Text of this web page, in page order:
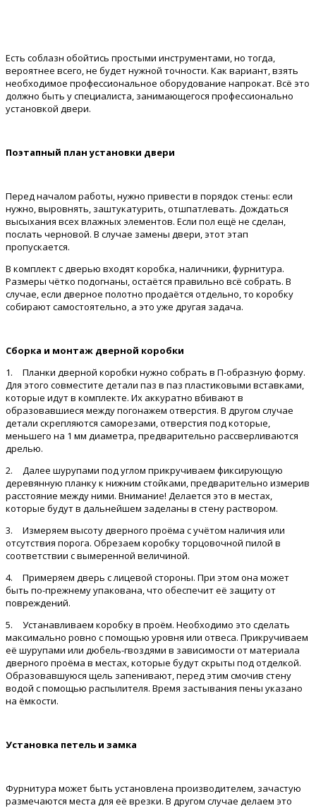
Есть соблазн обойтись простыми инструментами, но тогда,
вероятнее всего, не будет нужной точности. Как вариант, взять
необходимое профессиональное оборудование напрокат. Всё это
должно быть у специалиста, занимающегося профессионально
установкой двери.
Поэтапный план установки двери
Перед началом работы, нужно привести в порядок стены: если
нужно, выровнять, заштукатурить, отшпатлевать. Дождаться
высыхания всех влажных элементов. Если пол ещё не сделан,
послать черновой. В случае замены двери, этот этап
пропускается.
В комплект с дверью входят коробка, наличники, фурнитура.
Размеры чётко подогнаны, остаётся правильно всё собрать. В
случае, если дверное полотно продаётся отдельно, то коробку
собирают самостоятельно, а это уже другая задача.
Сборка и монтаж дверной коробки
1.
Планки дверной коробки нужно собрать в П-образную форму.
Для этого совместите детали паз в паз пластиковыми вставками,
которые идут в комплекте. Их аккуратно вбивают в
образовавшиеся между погонажем отверстия. В другом случае
детали скрепляются саморезами, отверстия под которые,
меньшего на 1 мм диаметра, предварительно рассверливаются
дрелью.
2.
Далее шурупами под углом прикручиваем фиксирующую
деревянную планку к нижним стойками, предварительно измерив
расстояние между ними. Внимание! Делается это в местах,
которые будут в дальнейшем заделаны в стену раствором.
3.
Измеряем высоту дверного проёма с учётом наличия или
отсутствия порога. Обрезаем коробку торцовочной пилой в
соответствии с вымеренной величиной.
4.
Примеряем дверь с лицевой стороны. При этом она может
быть по-прежнему упакована, что обеспечит её защиту от
повреждений.
5.
Устанавливаем коробку в проём. Необходимо это сделать
максимально ровно с помощью уровня или отвеса. Прикручиваем
её шурупами или дюбель-гвоздями в зависимости от материала
дверного проёма в местах, которые будут скрыты под отделкой.
Образовавшуюся щель запенивают, перед этим смочив стену
водой с помощью распылителя. Время застывания пены указано
на ёмкости.
Установка петель и замка
Фурнитура может быть установлена производителем, зачастую
размечаются места для её врезки. В другом случае делаем это